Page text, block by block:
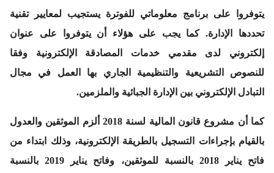
يتوفروا على برنامج معلوماتي للفوترة يستجيب لمعايير تقنية
تحددها الإدارة. كما يجب على هؤلاء أن يتوفروا على عنوان
إلكتروني لدى مقدمي خدمات المصادقة الإلكترونية وفقا
للنصوص التشريعية والتنظيمية الجاري بها العمل في مجال
التبادل الإلكتروني بين الإدارة الجبائية والملزمين.
كما أن مشروع قانون المالية لسنة 2018 ألزم الموثقين والعدول
بالقيام بإجراءات التسجيل بالطريقة الإلكترونية، وذلك ابتداء من
فاتح يناير 2018 بالنسبة للموثقين، وفاتح يناير 2019 بالنسبة